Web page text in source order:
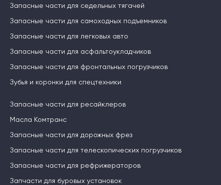
Запасные части для седельных тягачей
Запасные части для самоходных подъемников
Запасные части для легковых авто
Запасные части для асфальтоукладчиков
Запасные части для фронтальных погрузчиков
Зубья и коронки для спецтехники
Запасные части для ресайклеров
Масла Комтранс
Запасные части для дорожных фрез
Запасные части для телескопических погрузчиков
Запасные части для рефрижераторов
Запчасти для буровых установок